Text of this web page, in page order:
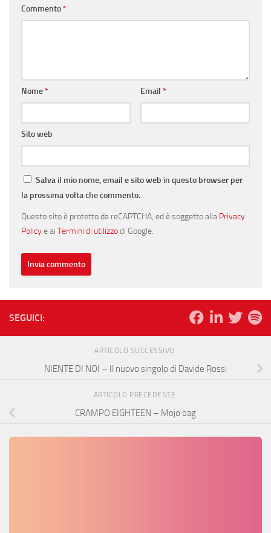
Commento*
Nome* Email *
Sito web
Salva il mio nome, email e sito web in questo browser per
la prossima volta che commento.
Questo sito è protetto da reCAPTCHA, ed è soggetto alla Privacy
Policye ai Termini di utilizzodi Google.
SEGUICI:
ARTICOLO SUCCESSIVO
NIENTE DI NOI – Il nuovo singolo di Davide Rossi
ARTICOLO PRECEDENTE
CRAMPO EIGHTEEN – Mojo bag